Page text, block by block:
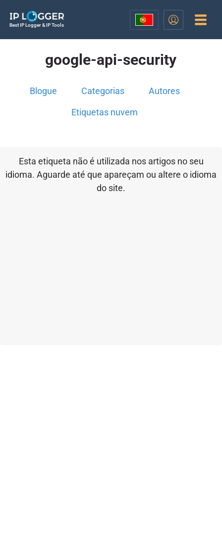
Best IP Logger & IP Tools
google-api-security
Blogue Categorias Autores
Etiquetas nuvem